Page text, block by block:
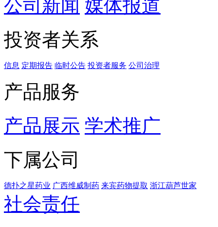
公司新闻 媒体报道
投资者关系
信息 定期报告 临时公告 投资者服务 公司治理
产品服务
产品展示 学术推广
下属公司
德扑之星药业 广西维威制药 来宾药物提取 浙江葫芦世家
社会责任